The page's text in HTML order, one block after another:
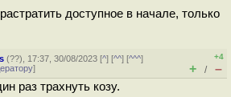
доступное в начале, только
(??), 17:37, 30/08/2023 [^] [^^] [^^^]
]
+4
+ / –
раз трахнуть козу.